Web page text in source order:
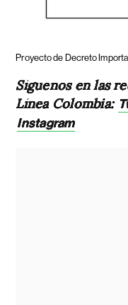
Proyecto de Decreto
Síguenos en las
Línea Colombia:
Instagram